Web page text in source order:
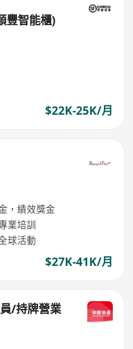
豐智能櫃)
$22K-25K/月
，績效獎金
業培訓
球活動
$27K-41K/月
/持牌營業